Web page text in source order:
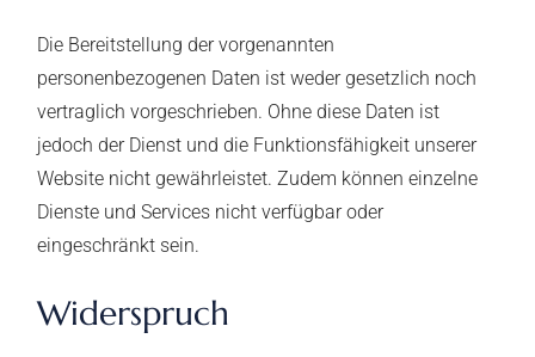
Die Bereitstellung der vorgenannten
personenbezogenen Daten ist weder gesetzlich noch
vertraglich vorgeschrieben. Ohne diese Daten ist
jedoch der Dienst und die Funktionsfähigkeit unserer
Website nicht gewährleistet. Zudem können einzelne
Dienste und Services nicht verfügbar oder
eingeschränkt sein.
Widerspruch